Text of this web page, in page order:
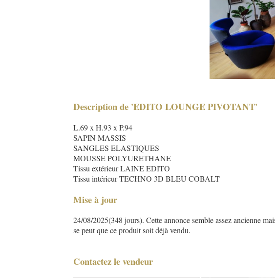
Description de 'EDITO LOUNGE PIVOTANT'
L.69 x H.93 x P.94
SAPIN MASSIS
SANGLES ELASTIQUES
MOUSSE POLYURETHANE
Tissu extérieur LAINE EDITO
Tissu intérieur TECHNO 3D BLEU COBALT
Mise à jour
24/08/2025(348 jours). Cette annonce semble assez ancienne
se peut que ce produit soit déjà vendu.
Contactez le vendeur